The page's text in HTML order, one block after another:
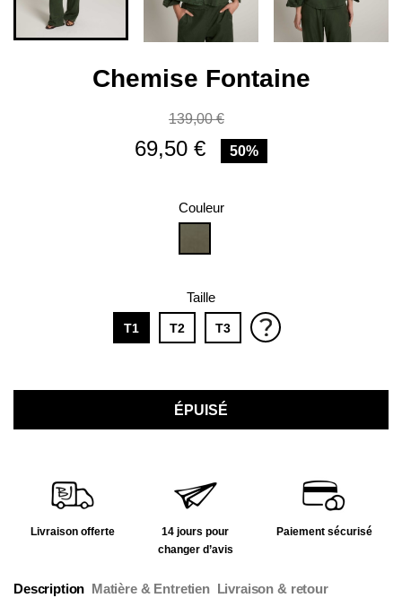
Chemise Fontaine
139,00 €
69,50 € 50%
Couleur
Taille
T1 T2 T3
ÉPUISÉ
Livraison offerte
14 jours pour
changer d’avis
Paiement sécurisé
Description Matière & Entretien Livraison & retour